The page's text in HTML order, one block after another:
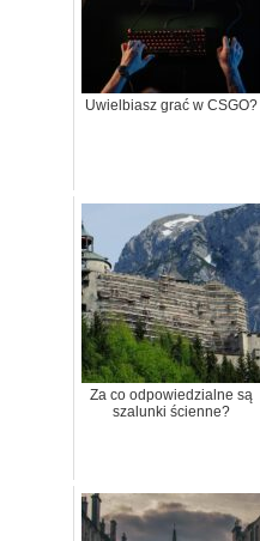
Uwielbiasz grać w CSGO?
Za co odpowiedzialne są
szalunki ścienne?